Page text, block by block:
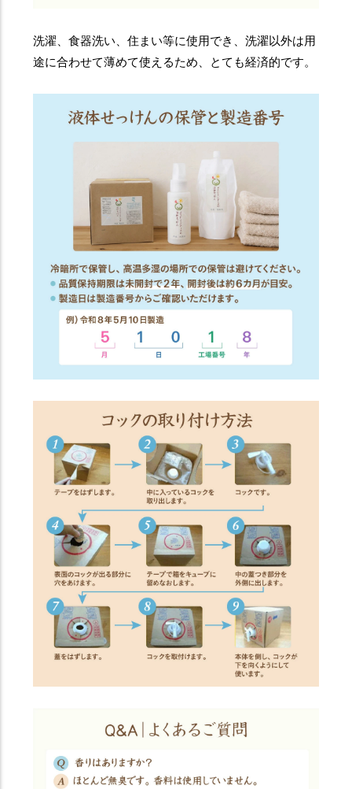
洗濯、食器洗い、住まい等に使用でき、洗濯以外は用
途に合わせて薄めて使えるため、とても経済的です。